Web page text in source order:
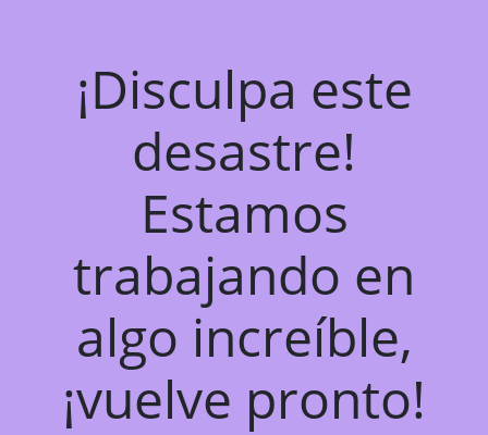
¡Disculpa este
desastre!
Estamos
trabajando en
algo increíble,
¡vuelve pronto!